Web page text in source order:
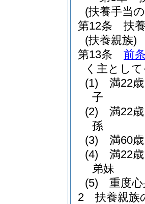
(扶養手当
第12条
扶
(扶養親族)
第13条
前
く主とし
(1)
満22
子
(2)
満22
孫
(3)
満60
(4)
満22
弟妹
(5)
重度
2
扶養親族